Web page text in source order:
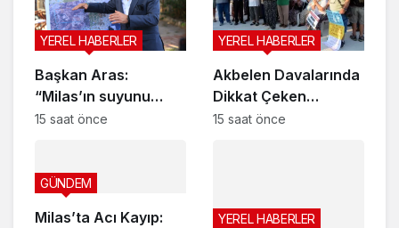
Başkan Aras:
“Milas’ın suyunu
Bodrum’a taşımak
YEREL HABERLER
15 saat önce
Akbelen Davalarında
Dikkat Çeken
Gelişme
YEREL HABERLER
15 saat önce
Milas’ta Acı Kayıp:
GÜNDEM
YEREL HABERLER